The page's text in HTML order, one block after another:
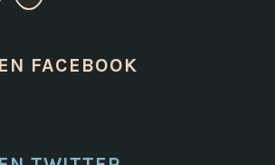
V
FACEBOOK